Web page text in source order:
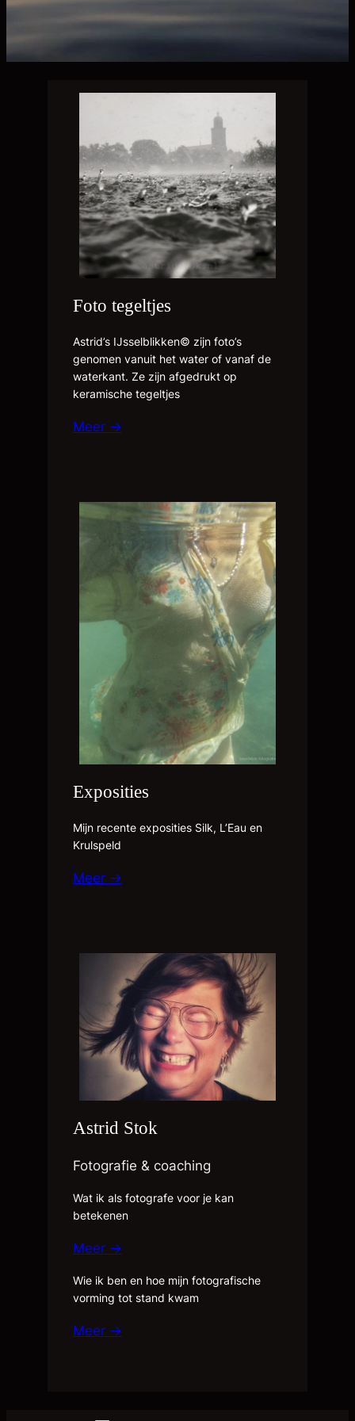
Foto tegeltjes
Astrid’s IJsselblikken© zijn foto’s
genomen vanuit het water of vanaf de
waterkant. Ze zijn afgedrukt op
keramische tegeltjes
Meer →
Exposities
Mijn recente exposities Silk, L’Eau en
Krulspeld
Meer →
Astrid Stok
Fotografie & coaching
Wat ik als fotografe voor je kan
betekenen
Meer →
Wie ik ben en hoe mijn fotografische
vorming tot stand kwam
Meer →